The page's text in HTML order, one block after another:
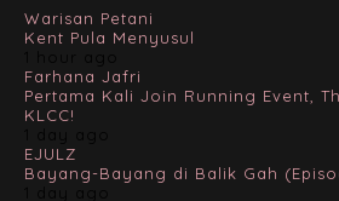
Warisan Petani
Kent Pula Menyusul
Farhana Jafri
Pertama Kali Join Running Event,
KLCC!
EJULZ
Bayang-Bayang di Balik Gah